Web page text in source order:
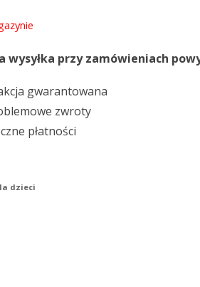
wysyłka przy zamówieniach
gwarantowana
zwroty
płatności
dzieci